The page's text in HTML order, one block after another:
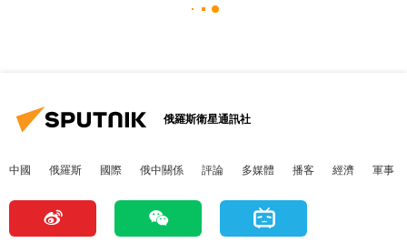
俄羅斯衛星通訊社
中國 俄羅斯 國際 俄中關係 評論 多媒體 播客 經濟 軍事